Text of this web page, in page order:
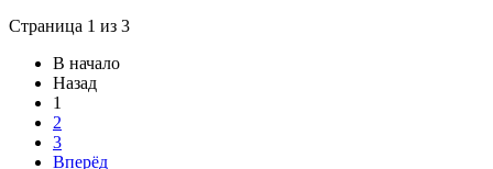
Страница 1 из 3
В начало
Назад
1
2
3
Вперёд